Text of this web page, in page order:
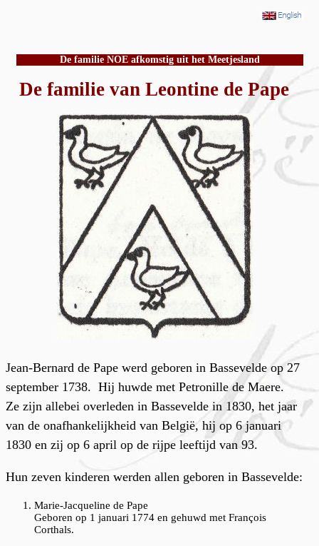
De familie NOE afkomstig uit het Meetjesland
De familie van Leontine de Pape
Jean-Bernard de Pape werd geboren in Bassevelde op 27
september 1738. Hij huwde met Petronille de Maere.
Ze zijn allebei overleden in Bassevelde in 1830, het jaar
van de onafhankelijkheid van België, hij op 6 januari
1830 en zij op 6 april op de rijpe leeftijd van 93.
Hun zeven kinderen werden allen geboren in Bassevelde:
Marie-Jacqueline de Pape
Geboren op 1 januari 1774 en gehuwd met François
Corthals.